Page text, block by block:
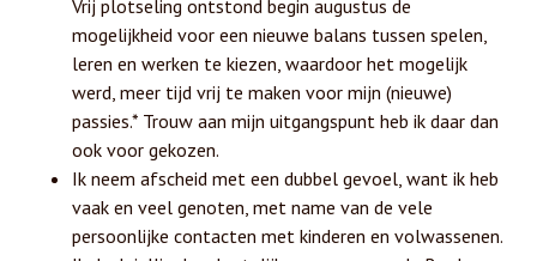
Vrij plotseling ontstond begin augustus de
mogelijkheid voor een nieuwe balans tussen spelen,
leren en werken te kiezen, waardoor het mogelijk
werd, meer tijd vrij te maken voor mijn (nieuwe)
passies.* Trouw aan mijn uitgangspunt heb ik daar dan
ook voor gekozen.
Ik neem afscheid met een dubbel gevoel, want ik heb
vaak en veel genoten, met name van de vele
persoonlijke contacten met kinderen en volwassenen.